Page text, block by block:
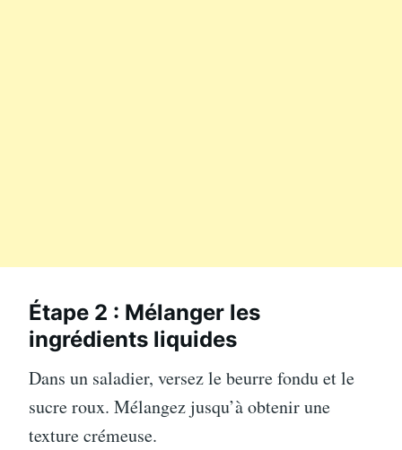
Étape 2 : Mélanger les
ingrédients liquides
Dans un saladier, versez le beurre fondu et le
sucre roux. Mélangez jusqu’à obtenir une
texture crémeuse.